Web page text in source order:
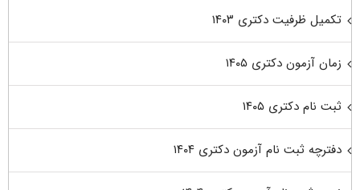
تکمیل ظرفیت دکتری ۱۴۰۳
زمان آزمون دکتری ۱۴۰۵
ثبت نام دکتری ۱۴۰۵
دفترچه ثبت نام آزمون دکتری ۱۴۰۴